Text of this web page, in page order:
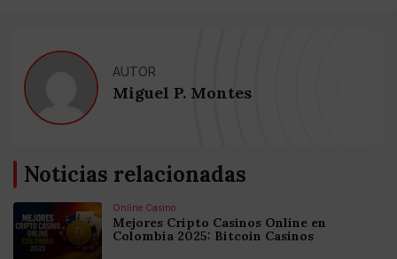
AUTOR
Miguel P. Montes
Noticias relacionadas
Online Casino
Mejores Cripto Casinos Online en
Colombia 2025: Bitcoin Casinos